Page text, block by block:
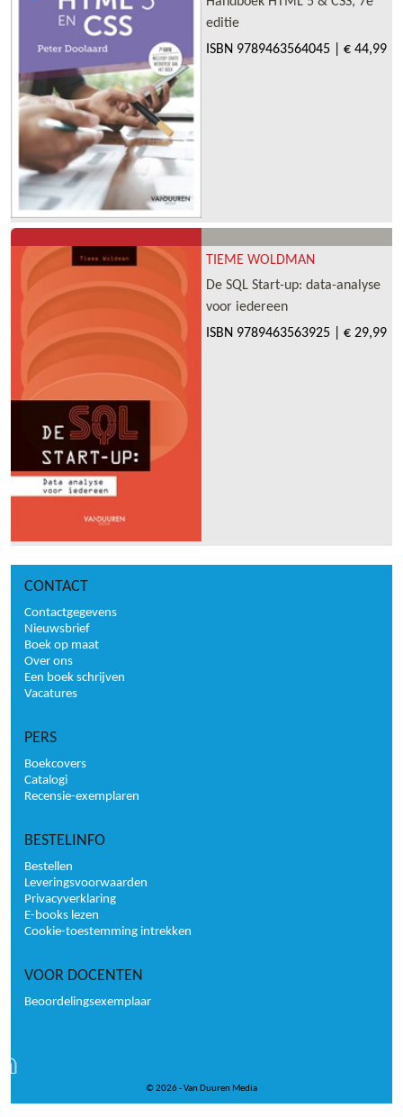
editie
ISBN 9789463564045 € 44,99
TIEME WOLDMAN
De SQL Start-up: data-analyse
voor iedereen
ISBN 9789463563925 € 29,99
CONTACT
Contactgegevens
Nieuwsbrief
Boek op maat
Over ons
Een boek schrijven
Vacatures
PERS
Boekcovers
Catalogi
Recensie-exemplaren
BESTELINFO
Bestellen
Leveringsvoorwaarden
Privacyverklaring
E-books lezen
Cookie-toestemming intrekken
VOOR DOCENTEN
Beoordelingsexemplaar
© 2026 - Van Duuren Media